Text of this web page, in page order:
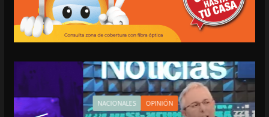
NACIONALES OPINIÓN